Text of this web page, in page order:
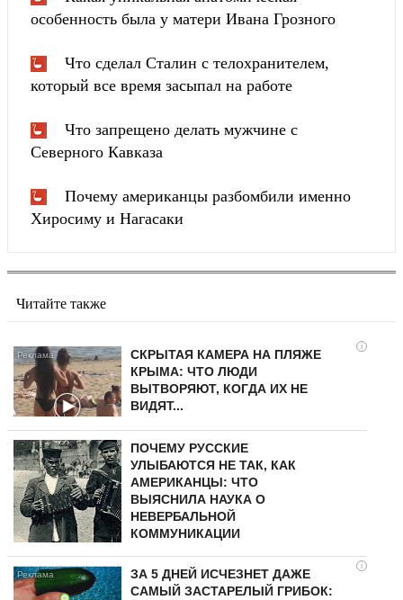
особенность была у матери Ивана Грозного
Что сделал Сталин с телохранителем,
который все время засыпал на работе
Что запрещено делать мужчине с
Северного Кавказа
Почему американцы разбомбили именно
Хиросиму и Нагасаки
Читайте также
i
СКРЫТАЯ КАМЕРА НА ПЛЯЖЕ
КРЫМА: ЧТО ЛЮДИ
ВЫТВОРЯЮТ, КОГДА ИХ НЕ
ВИДЯТ...
ПОЧЕМУ РУССКИЕ
УЛЫБАЮТСЯ НЕ ТАК, КАК
АМЕРИКАНЦЫ: ЧТО
ВЫЯСНИЛА НАУКА О
НЕВЕРБАЛЬНОЙ
КОММУНИКАЦИИ
i
ЗА 5 ДНЕЙ ИСЧЕЗНЕТ ДАЖЕ
САМЫЙ ЗАСТАРЕЛЫЙ ГРИБОК: